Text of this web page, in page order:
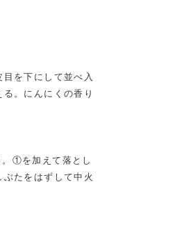
を下にして並べ入
。にんにくの香り
①を加えて落とし
たをはずして中火